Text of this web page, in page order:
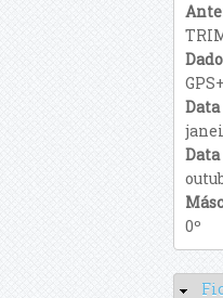
0º